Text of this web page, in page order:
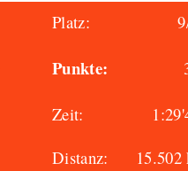
Platz: 9
Punkte:
Zeit:
Distanz: 15.502